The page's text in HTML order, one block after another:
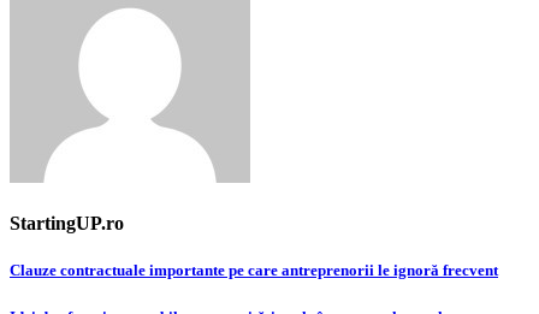
StartingUP.ro
Post
Clauze contractuale importante pe care antreprenorii le ignoră frecvent